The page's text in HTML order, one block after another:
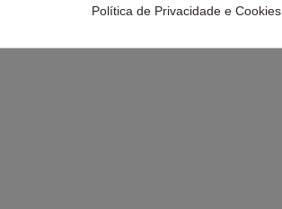
Política de Privacidade e Cookies